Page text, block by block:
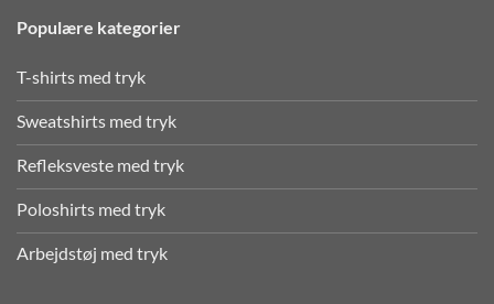
Populære kategorier
T-shirts med tryk
Sweatshirts med tryk
Refleksveste med tryk
Poloshirts med tryk
Arbejdstøj med tryk